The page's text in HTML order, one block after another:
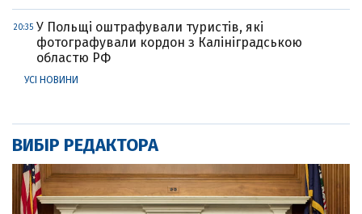
20:35 У Польщі оштрафували туристів, які
фотографували кордон з Калініградською
областю РФ
УСІ НОВИНИ
ВИБІР РЕДАКТОРА